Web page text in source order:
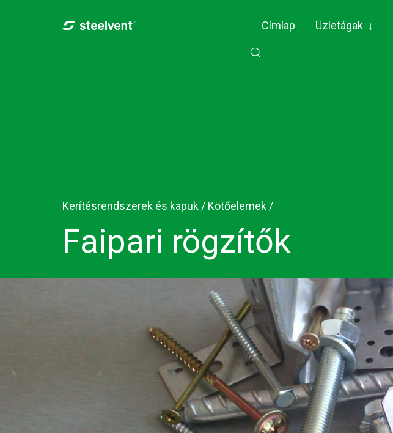
Címlap (current)
Üzletágak ↓
Kerítésrendszerek és kapuk / Kötőelemek /
Faipari rögzítők